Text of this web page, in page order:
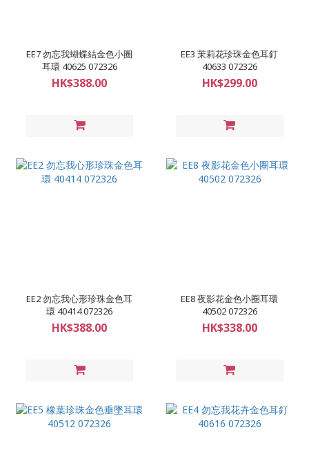
EE7 勿忘我蝴蝶結金色小圈
耳環 40625 072326
HK$388.00
EE3 茉莉花珍珠金色耳釘
40633 072326
HK$299.00
EE2 勿忘我心形珍珠金色耳
環 40414 072326
HK$388.00
EE8 夜影花金色小圈耳環
40502 072326
HK$338.00